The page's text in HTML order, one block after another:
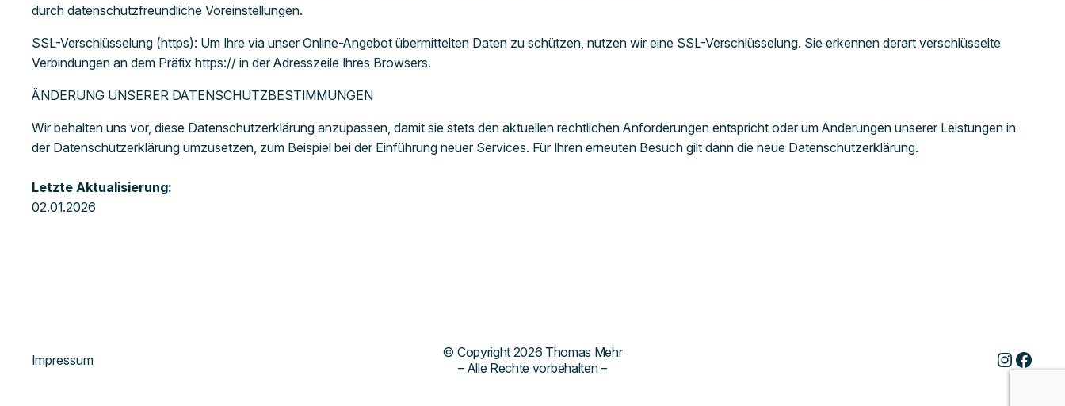
durch datenschutzfreundliche Voreinstellungen.
SSL-Verschlüsselung (https): Um Ihre via unser Online-Angebot übermittelten Daten zu schützen, nutzen wir eine SSL-Verschlüsselung. Sie erkennen derart verschlüsselte
Verbindungen an dem Präfix https:// in der Adresszeile Ihres Browsers.
ÄNDERUNG UNSERER DATENSCHUTZBESTIMMUNGEN
Wir behalten uns vor, diese Datenschutzerklärung anzupassen, damit sie stets den aktuellen rechtlichen Anforderungen entspricht oder um Änderungen unserer Leistungen in
der Datenschutzerklärung umzusetzen, zum Beispiel bei der Einführung neuer Services. Für Ihren erneuten Besuch gilt dann die neue Datenschutzerklärung.
Letzte Aktualisierung:
02.01.2026
Impressum
© Copyright 2026 Thomas Mehr
– Alle Rechte vorbehalten –
InstagramFacebook